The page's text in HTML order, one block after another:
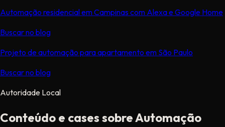
Automação residencial em Campinas com Alexa e Google Home
Buscar no blog
Projeto de automação para apartamento em São Paulo
Buscar no blog
Autoridade Local
Conteúdo e cases sobre Automação